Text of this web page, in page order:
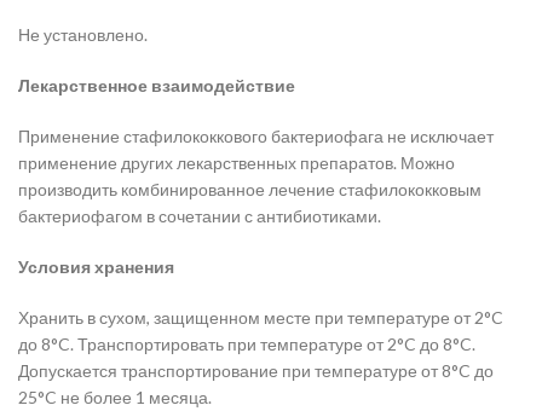
Не установлено.
Лекарственное взаимодействие
Применение стафилококкового бактериофага не исключает
применение других лекарственных препаратов. Можно
производить комбинированное лечение стафилококковым
бактериофагом в сочетании с антибиотиками.
Условия хранения
Хранить в сухом, защищенном месте при температуре от 2°C
до 8°C. Транспортировать при температуре от 2°C до 8°C.
Допускается транспортирование при температуре от 8°C до
25°C не более 1 месяца.